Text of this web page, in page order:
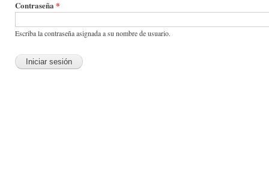
Contraseña *
Escriba la contraseña asignada a su nombre de usuario.